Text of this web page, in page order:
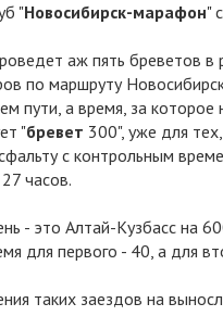
"Новосибирск-марафон"
аж пять бреветов
по маршруту
пути, а время, за
"бревет 300", уже для
с контрольным
часов.
- это Алтай-Кузбасс на
для первого - 40, а для
таких заездов на